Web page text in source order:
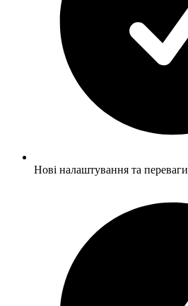
Нові налаштування та переваги